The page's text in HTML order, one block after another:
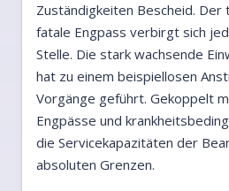
Zuständigkeiten Bescheid. Der
fatale Engpass verbirgt sich
Stelle. Die stark wachsende
hat zu einem beispiellosen
Vorgänge geführt. Gekoppelt
Engpässe und
die Servicekapazitäten der
absoluten Grenzen.